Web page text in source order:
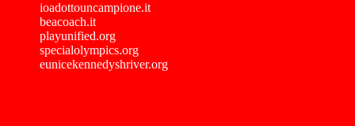
ioadottouncampione.it
beacoach.it
playunified.org
specialolympics.org
eunicekennedyshriver.org